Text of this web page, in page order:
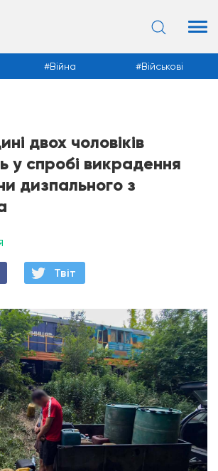
Війна Військові
двох чоловіків
у спробі викрадення
дизпального з
Твiт